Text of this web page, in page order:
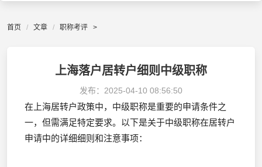
首页 文章 职称考评 >
上海落户居转户细则中级职称
发布： 2025-04-10 08:56:50
在上海居转户政策中，中级职称是重要的申请条件之
一，但需满足特定要求。以下是关于中级职称在居转户
申请中的详细细则和注意事项：